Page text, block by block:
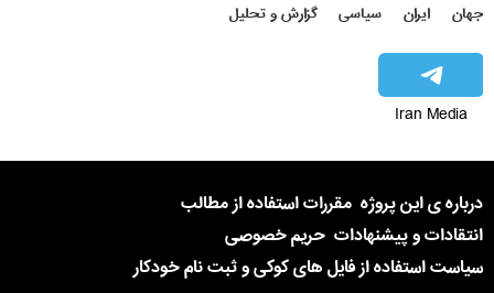
جهان ایران سیاسی گزارش و تحلیل
Iran Media
درباره ی این پروژه مقررات استفاده از مطالب
انتقادات و پیشنهادات حریم خصوصی
سیاست استفاده از فایل های کوکی و ثبت نام خودکار